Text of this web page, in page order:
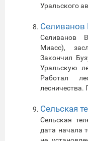
Уральского
Селиванов
Селиванов
Миасс),
Закончил
Уральскую
Работал
лесничества.
Сельская
Сельская
дата начала